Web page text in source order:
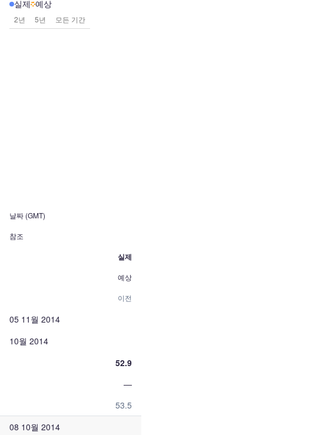
실제 예상
2년 5년 모든 기간
날짜 (GMT)
참조
실제
예상
이전
05 11월 2014
10월 2014
52.9
—
53.5
08 10월 2014